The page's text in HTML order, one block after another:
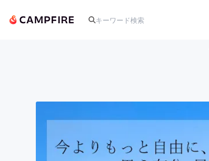
アート・写真
テクノロジー・ガジェット